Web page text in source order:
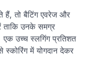
तो बैटिंग एवरेज और
ताकि उनके समग्र
उच्च स्लगिंग प्रतिशत
में योगदान देकर